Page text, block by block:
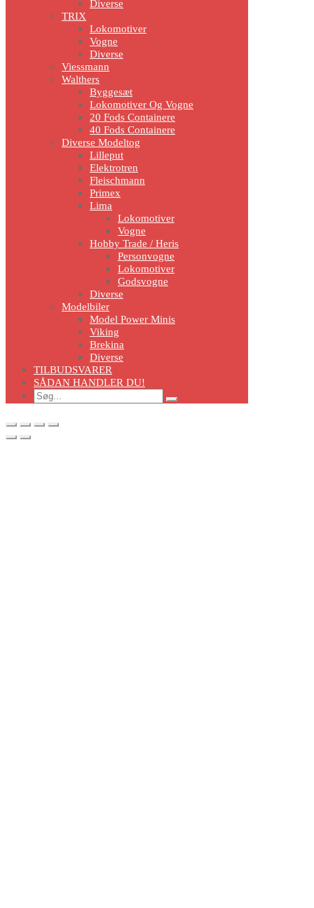
Diverse
TRIX
Lokomotiver
Vogne
Diverse
Viessmann
Walthers
Byggesæt
Lokomotiver Og Vogne
20 Fods Containere
40 Fods Containere
Diverse Modeltog
Lilleput
Elektrotren
Fleischmann
Primex
Lima
Lokomotiver
Vogne
Hobby Trade / Heris
Personvogne
Lokomotiver
Godsvogne
Diverse
Modelbiler
Model Power Minis
Viking
Brekina
Diverse
TILBUDSVARER
SÅDAN HANDLER DU!
Search